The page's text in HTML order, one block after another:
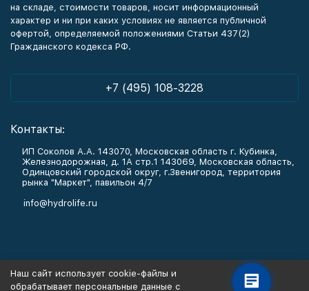
на складе, стоимости товаров, носит информационный
характер и ни при каких условиях не является публичной
офертой, определяемой положениями Статьи 437(2)
Гражданского кодекса РФ.
+7 (495) 108-3228
Контакты:
ИП Соколов А.А. 143070, Московская область г. Кубинка,
Железнодорожная, д. 1А стр.1 143069, Московская область,
Одинцовский городской округ, г.Звенигород, территория
рынка "Маркет", павильон 4/7
info@hydrolife.ru
Наш сайт использует cookie-файлы и
обрабатывает персональные данные с